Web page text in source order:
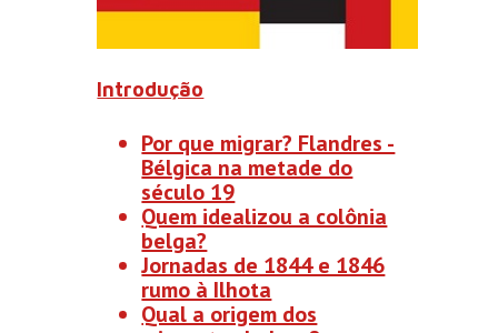
Introdução
Por que migrar? Flandres -
Bélgica na metade do
século 19
Quem idealizou a colônia
belga?
Jornadas de 1844 e 1846
rumo à Ilhota
Qual a origem dos